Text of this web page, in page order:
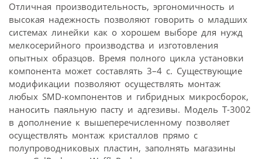
Отличная производительность, эргономичность и
высокая надежность позволяют говорить о младших
системах линейки как о хорошем выборе для нужд
мелкосерийного производства и изготовления
опытных образцов. Время полного цикла установки
компонента может составлять 3–4 с. Существующие
модификации позволяют осуществлять монтаж
любых SMD-компонентов и гибридных микросборок,
наносить паяльную пасту и адгезивы. Модель T-3002
в дополнение к вышеперечисленному позволяет
осуществлять монтаж кристаллов прямо с
полупроводниковых пластин, заполнять магазины